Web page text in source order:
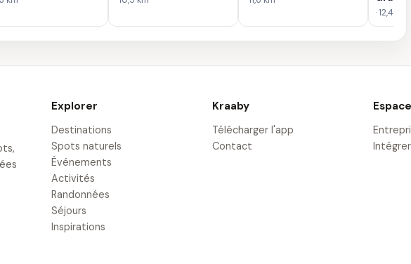
· 12,4 km
Explorer
Destinations
Spots naturels
Événements
Activités
Randonnées
Séjours
Inspirations
Kraaby
Télécharger l'app
Contact